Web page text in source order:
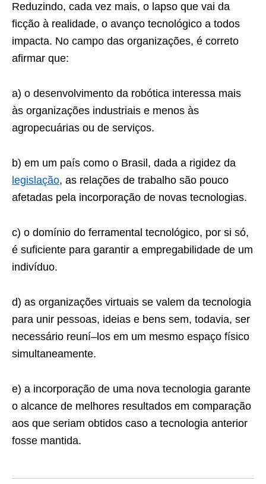
Reduzindo, cada vez mais, o lapso que vai da
ficção à realidade, o avanço tecnológico a todos
impacta. No campo das organizações, é correto
afirmar que:
a) o desenvolvimento da robótica interessa mais
às organizações industriais e menos às
agropecuárias ou de serviços.
b) em um país como o Brasil, dada a rigidez da
legislação, as relações de trabalho são pouco
afetadas pela incorporação de novas tecnologias.
c) o domínio do ferramental tecnológico, por si só,
é suficiente para garantir a empregabilidade de um
indivíduo.
d) as organizações virtuais se valem da tecnologia
para unir pessoas, ideias e bens sem, todavia, ser
necessário reuní–los em um mesmo espaço físico
simultaneamente.
e) a incorporação de uma nova tecnologia garante
o alcance de melhores resultados em comparação
aos que seriam obtidos caso a tecnologia anterior
fosse mantida.